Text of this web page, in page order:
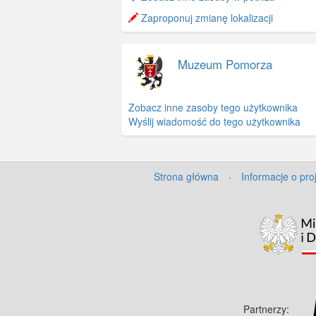
−
Zaproponuj zmianę lokalizacji
Muzeum Pomorza
Zobacz inne zasoby tego użytkownika
Wyślij wiadomość do tego użytkownika
Strona główna · Informacje o
Partnerzy: